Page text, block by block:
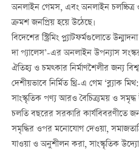
অনলাইন গেমস, এবং অনলাইন চলচ্চিত্র
ক্রমশ জনপ্রিয় হয়ে উঠেছে।
বিদেশের স্ট্রিমিং প্ল্যাটফর্মগুলোতে
দা প্যালেস’-এর অনলাইন উপন্যাস
ঐতিহ্য ও চমত্কার নির্মাণশৈলীর জন্য
দেশীয়ভাবে নির্মিত থ্রি-এ গেম ‘ব্ল্যাক
সাংস্কৃতিক পণ্য আরও বৈচিত্র্যময় ও সমৃদ্ধ
চলতি বছরের সরকারি কার্যবিবরণীতে
সমৃদ্ধির ওপর মনোযোগ দেওয়া,
যাওয়া ও অনুশীলন করা, সাংস্কৃতিক